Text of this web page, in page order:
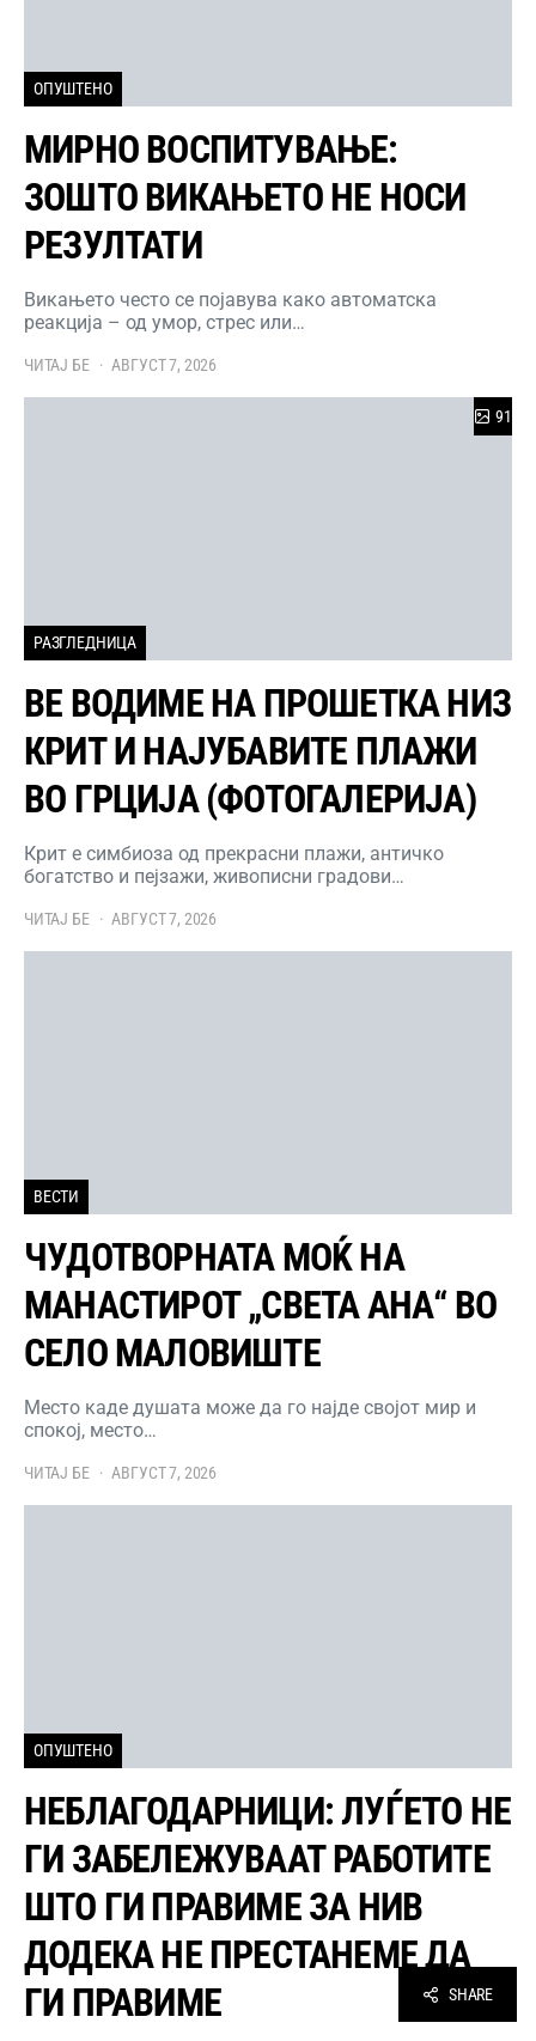
ОПУШТЕНО
МИРНО ВОСПИТУВАЊЕ:
ЗОШТО ВИКАЊЕТО НЕ НОСИ
РЕЗУЛТАТИ
Викањето често се појавува како автоматска
реакција – од умор, стрес или…
ЧИТАЈ БЕ АВГУСТ 7, 2026
РАЗГЛЕДНИЦА
91
ВЕ ВОДИМЕ НА ПРОШЕТКА НИЗ
КРИТ И НАЈУБАВИТЕ ПЛАЖИ
ВО ГРЦИЈА (ФОТОГАЛЕРИЈА)
Крит е симбиоза од прекрасни плажи, античко
богатство и пејзажи, живописни градови…
ЧИТАЈ БЕ АВГУСТ 7, 2026
ВЕСТИ
ЧУДОТВОРНАТА МОЌ НА
МАНАСТИРОТ „СВЕТА АНА“ ВО
СЕЛО МАЛОВИШТЕ
Место каде душата може да го најде својот мир и
спокој, место…
ЧИТАЈ БЕ АВГУСТ 7, 2026
ОПУШТЕНО
НЕБЛАГОДАРНИЦИ: ЛУЃЕТО НЕ
ГИ ЗАБЕЛЕЖУВААТ РАБОТИТЕ
ШТО ГИ ПРАВИМЕ ЗА НИВ
ДОДЕКА НЕ ПРЕСТАНЕМЕ ДА
ГИ ПРАВИМЕ
SHARE